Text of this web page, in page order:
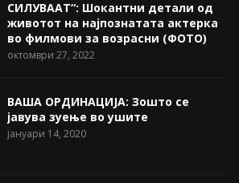
СИЛУВААТ“: Шокантни детали од
животот на најпознатата актерка
во филмови за возрасни (ФОТО)
октомври 27, 2022
ВАША ОРДИНАЦИЈА: Зошто се
јавува зуење во ушите
јануари 14, 2020